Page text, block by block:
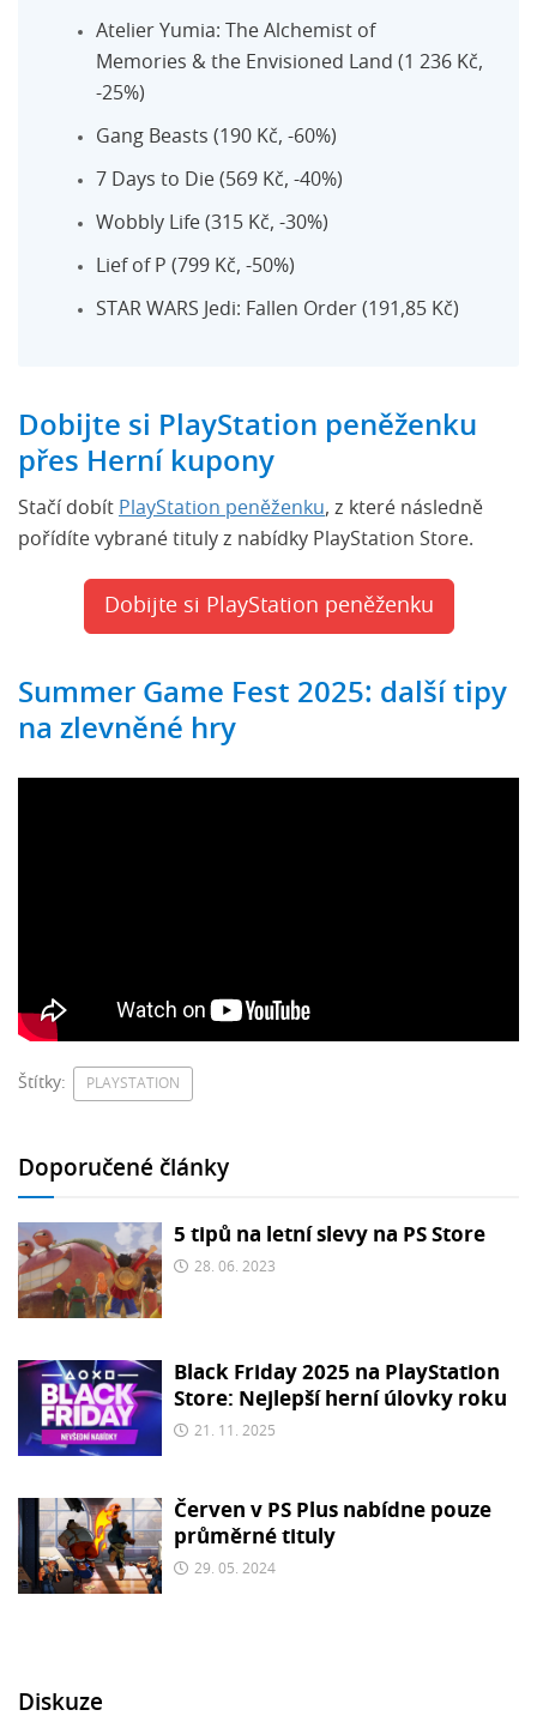
Atelier Yumia: The Alchemist of
Memories & the Envisioned Land (1 236 Kč,
-25%)
Gang Beasts (190 Kč, -60%)
7 Days to Die (569 Kč, -40%)
Wobbly Life (315 Kč, -30%)
Lief of P (799 Kč, -50%)
STAR WARS Jedi: Fallen Order (191,85 Kč)
Dobijte si PlayStation peněženku
přes Herní kupony
Stačí dobít PlayStation peněženku, z které následně
pořídíte vybrané tituly z nabídky PlayStation Store.
Dobijte si PlayStation peněženku
Summer Game Fest 2025: další tipy
na zlevněné hry
Štítky: PLAYSTATION
Doporučené články
5 tipů na letní slevy na PS Store
28. 06. 2023
Black Friday 2025 na PlayStation
Store: Nejlepší herní úlovky roku
21. 11. 2025
Červen v PS Plus nabídne pouze
průměrné tituly
29. 05. 2024
Diskuze